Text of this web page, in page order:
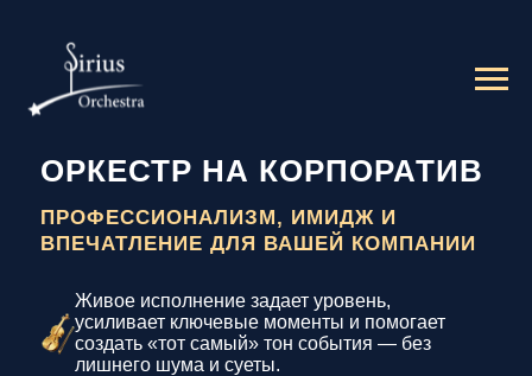
ПРОФЕССИОНАЛИЗМ, ИМИДЖ И
ВПЕЧАТЛЕНИЕ ДЛЯ ВАШЕЙ КОМПАНИИ
ОРКЕСТР НА КОРПОРАТИВ
Живое исполнение задает уровень,
усиливает ключевые моменты и помогает
создать «тот самый» тон события — без
лишнего шума и суеты.